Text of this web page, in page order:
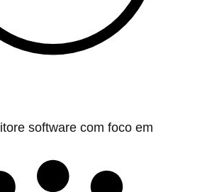
software com foco em